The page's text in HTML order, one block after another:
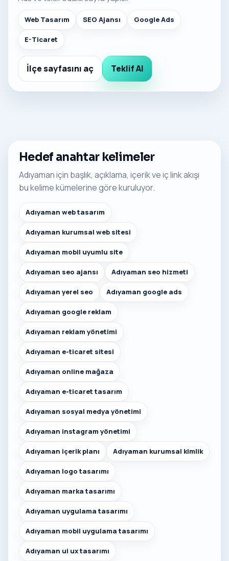
Web Tasarım SEO Ajansı Google Ads
E-Ticaret
İlçe sayfasını aç Teklif Al
Hedef anahtar kelimeler
Adıyaman için başlık, açıklama, içerik ve iç link akışı
bu kelime kümelerine göre kuruluyor.
Adıyaman web tasarım
Adıyaman kurumsal web sitesi
Adıyaman mobil uyumlu site
Adıyaman seo ajansı Adıyaman seo hizmeti
Adıyaman yerel seo Adıyaman google ads
Adıyaman google reklam
Adıyaman reklam yönetimi
Adıyaman e-ticaret sitesi
Adıyaman online mağaza
Adıyaman e-ticaret tasarım
Adıyaman sosyal medya yönetimi
Adıyaman instagram yönetimi
Adıyaman içerik planı Adıyaman kurumsal kimlik
Adıyaman logo tasarımı
Adıyaman marka tasarımı
Adıyaman uygulama tasarımı
Adıyaman mobil uygulama tasarımı
Adıyaman ui ux tasarımı